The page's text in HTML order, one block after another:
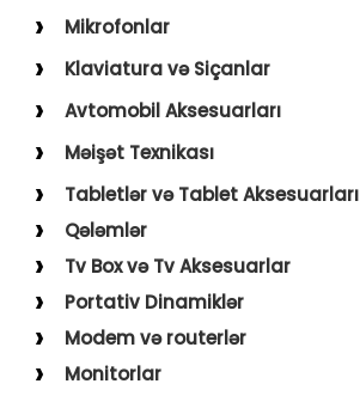
USB–Type-C
USB–Lightning
USB–Micro
Action kameralar (Sport)
Uşaq Kameraları
Mikrofonlar
Karaoke Mikrofonları
Yaxa Mikrofonları
Klaviatura və Siçanlar
Klaviatura və Siçan
Mousepad
Avtomobil Aksesuarları
Digər Aksesuarlar
Holder
FM Modulyatorlar
Avto Başlıq
Məişət Texnikası
Saçqırxan, Üzqırxan
Sobalar
Fenlər
Blender, Toster, Kettle
Tabletlər və Tablet Aksesuarları
Qələmlər
Tv Box və Tv Aksesuarlar
Portativ Dinamiklər
Modem və routerlər
Monitorlar